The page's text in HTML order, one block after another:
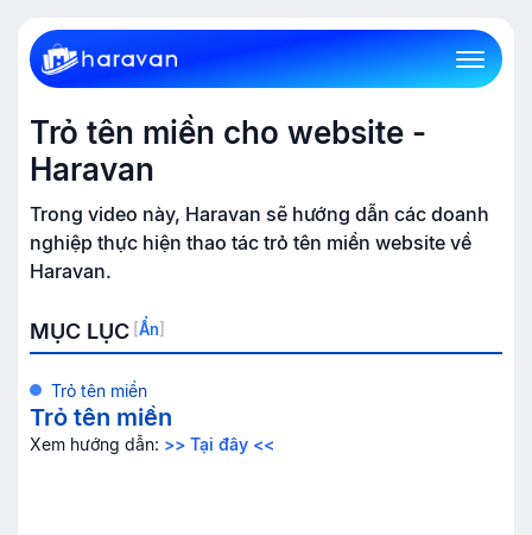
Trỏ tên miền cho website -
Haravan
Trong video này, Haravan sẽ hướng dẫn các doanh
nghiệp thực hiện thao tác trỏ tên miền website về
Haravan.
MỤC LỤC Ẩn
Trỏ tên miền
Trỏ tên miền
Xem hướng dẫn: >> Tại đây <<